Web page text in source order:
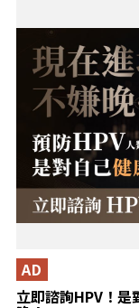
立即諮詢HPV！
AD